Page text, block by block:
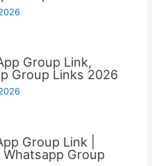
Group Link,
Group Links 2026
Group Link |
Group